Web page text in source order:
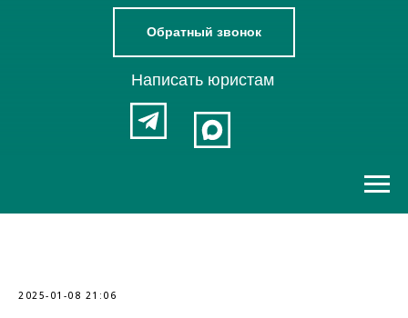
Написать юристам
Обратный звонок
2025-01-08 21:06